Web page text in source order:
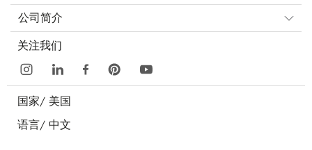
公司简介
关注我们
国家/ 美国
语言/ 中文